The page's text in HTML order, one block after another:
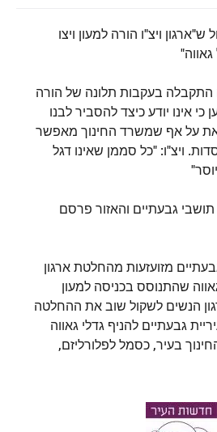
ויצ"ו הורה למעון ויצו
בעקבות תלונה של הורה
אינו יודע כיצד להסביר לבנו
על אף שמשרד החינוך מאפשר
ויצ"ו: "כל סממן שאינו דגל
גבעתיים והאזור פרסם
מזועזעות מהחלטת ארגון
שהתנוסס בכניסה למעון
הנשים לשקול שוב את ההחלטה
גבעתיים להניף גדלי גאווה
בעיר, כסמל לפלורליזם,